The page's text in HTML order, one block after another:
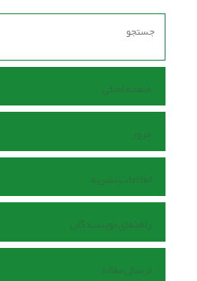
صفحه اصلی
مرور
اطلاعات نشریه
راهنمای نویسندگان
ارسال مقاله